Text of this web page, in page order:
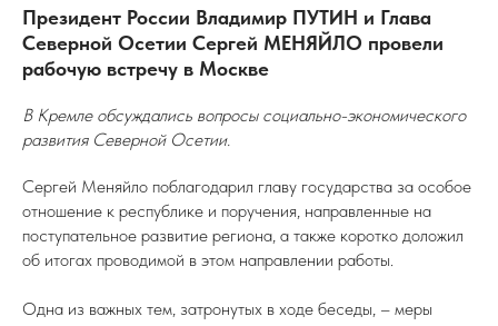
Президент России Владимир ПУТИН и Глава
Северной Осетии Сергей МЕНЯЙЛО провели
рабочую встречу в Москве
В Кремле обсуждались вопросы социально-экономического
развития Северной Осетии.
Сергей Меняйло поблагодарил главу государства за особое
отношение к республике и поручения, направленные на
поступательное развитие региона, а также коротко доложил
об итогах проводимой в этом направлении работы.
Одна из важных тем, затронутых в ходе беседы, – меры